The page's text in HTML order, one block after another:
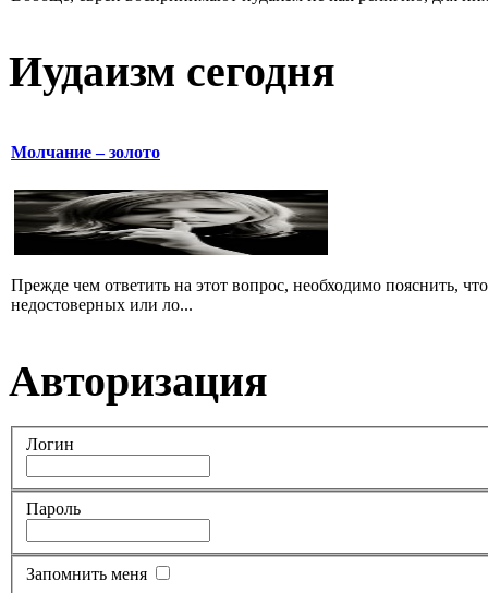
Иудаизм сегодня
Молчание – золото
Прежде чем ответить на этот вопрос, необходимо пояснить,
недостоверных или ло...
Авторизация
Логин
Пароль
Запомнить меня